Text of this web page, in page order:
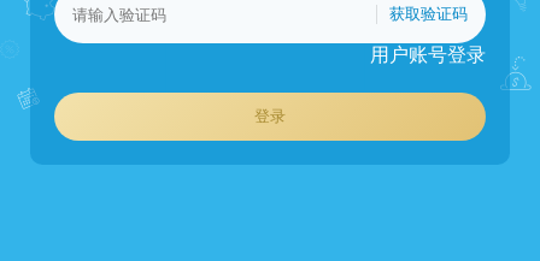
获取验证码
用户账号登录
登录